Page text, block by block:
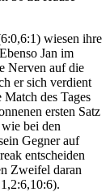
wiesen ihre
Jan im
Nerven auf die
er sich verdient
des Tages
ersten Satz
bei den
Gegner auf
entscheiden
Zweifel daran